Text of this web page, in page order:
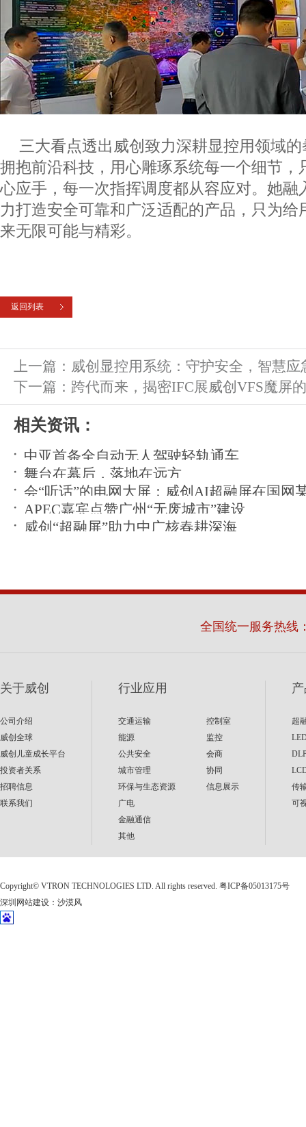
三大看点透出威创致力深耕显控用领域
拥抱前沿科技，用心雕琢系统每一个细节，
心应手，每一次指挥调度都从容应对。她融
力打造安全可靠和广泛适配的产品，只为
来无限可能与精彩。
返回列表
上一篇： 威创显控用系统：守护安全，智慧应
下一篇： 跨代而来，揭密IFC展威创VFS魔屏
相关资讯：
中亚首条全自动无人驾驶轻轨通车
舞台在幕后，落地在远方
会“听话”的电网大屏：威创AI超融屏在国网
运
APEC嘉宾点赞广州“无废城市”建设
威创“超融屏”助力中广核春耕深海
全国统一服务热线
关于威创
公司介绍
威创全球
威创儿童成长平台
投资者关系
招聘信息
联系我们
行业应用
交通运输
能源
公共安全
城市管理
环保与生态资源
广电
金融通信
其他
控制室
监控
会商
协同
信息展示
超
传
可
Copyright© VTRON TECHNOLOGIES LTD. All rights reserved. 粤ICP备05013175号
深圳网站建设 ： 沙漠风